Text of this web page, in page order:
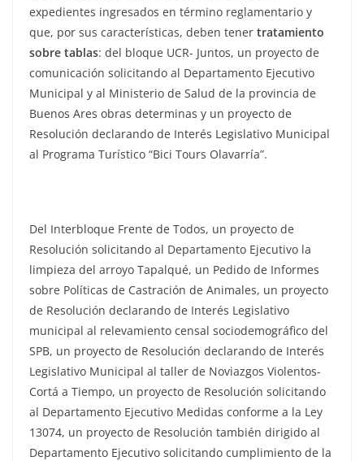
expedientes ingresados en término reglamentario y
que, por sus características, deben tener tratamiento
sobre tablas: del bloque UCR- Juntos, un proyecto de
comunicación solicitando al Departamento Ejecutivo
Municipal y al Ministerio de Salud de la provincia de
Buenos Ares obras determinas y un proyecto de
Resolución declarando de Interés Legislativo Municipal
al Programa Turístico “Bici Tours Olavarría”.
Del Interbloque Frente de Todos, un proyecto de
Resolución solicitando al Departamento Ejecutivo la
limpieza del arroyo Tapalqué, un Pedido de Informes
sobre Políticas de Castración de Animales, un proyecto
de Resolución declarando de Interés Legislativo
municipal al relevamiento censal sociodemográfico del
SPB, un proyecto de Resolución declarando de Interés
Legislativo Municipal al taller de Noviazgos Violentos-
Cortá a Tiempo, un proyecto de Resolución solicitando
al Departamento Ejecutivo Medidas conforme a la Ley
13074, un proyecto de Resolución también dirigido al
Departamento Ejecutivo solicitando cumplimiento de la